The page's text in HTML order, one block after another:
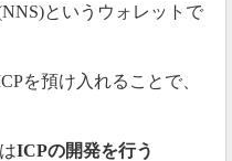
というウォレットで
を預け入れることで、
ICPの開発を行う